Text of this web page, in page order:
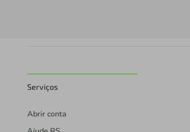
Serviços
Abrir conta